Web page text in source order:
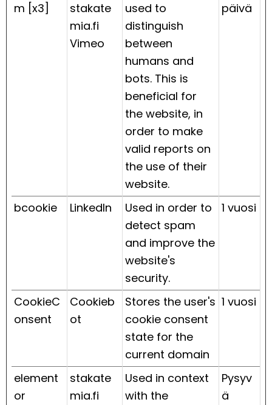
m [x3]
stakate
mia.fi
Vimeo
used to
distinguish
between
humans and
bots. This is
beneficial for
the website, in
order to make
valid reports on
the use of their
website.
päivä
bcookie LinkedIn
Used in order to
detect spam
and improve the
website's
security.
1 vuosi
CookieC
onsent
Cookieb
ot
Stores the user's
cookie consent
state for the
current domain
1 vuosi
element
or
stakate
mia.fi
Used in context
with the
Pysyv
ä